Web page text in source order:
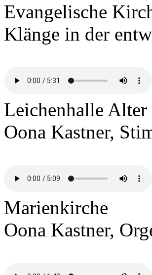
Evangelische
Klänge in der
Leichenhalle
Oona Kastner,
Marienkirche
Oona Kastner,